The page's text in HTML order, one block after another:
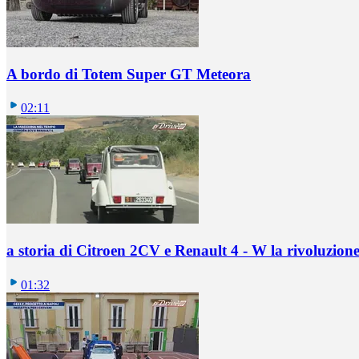
A bordo di Totem Super GT Meteora
02:11
a storia di Citroen 2CV e Renault 4 - W la rivoluzione
01:32